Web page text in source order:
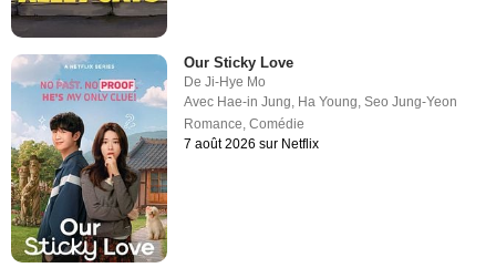
Our Sticky Love
DeJi-Hye Mo
Avec Hae-in Jung, Ha Young,Seo Jung-Yeon
Romance,Comédie
7 août 2026 sur Netflix